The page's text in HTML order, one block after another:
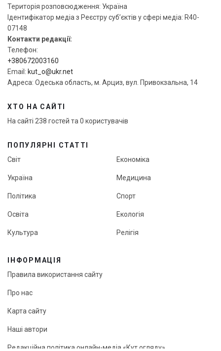
Територія розповсюдження: Україна
Ідентифікатор медіа з Реєстру суб’єктів у сфері медіа: R40-
07148
Контакти редакції:
Телефон:
+380672003160
Email: kut_o@ukr.net
Адреса: Одеська область, м. Арциз, вул. Привокзальна, 14
ХТО НА САЙТІ
На сайті 238 гостей та 0 користувачів
ПОПУЛЯРНІ СТАТТІ
Світ
Україна
Політика
Освіта
Культура
Економіка
Медицина
Спорт
Екологія
Релігія
ІНФОРМАЦІЯ
Правила використання сайту
Про нас
Карта сайту
Наші автори
Редакційна політика онлайн-медіа «Кут огляду»